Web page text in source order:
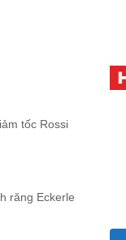
tốc Rossi
răng Eckerle